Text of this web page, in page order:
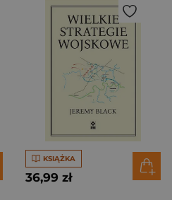
KSIĄŻKA
36,99 zł